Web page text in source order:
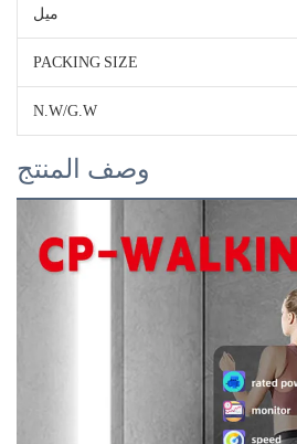
ميل
PACKING SIZE
N.W/G.W
وصف المنتج